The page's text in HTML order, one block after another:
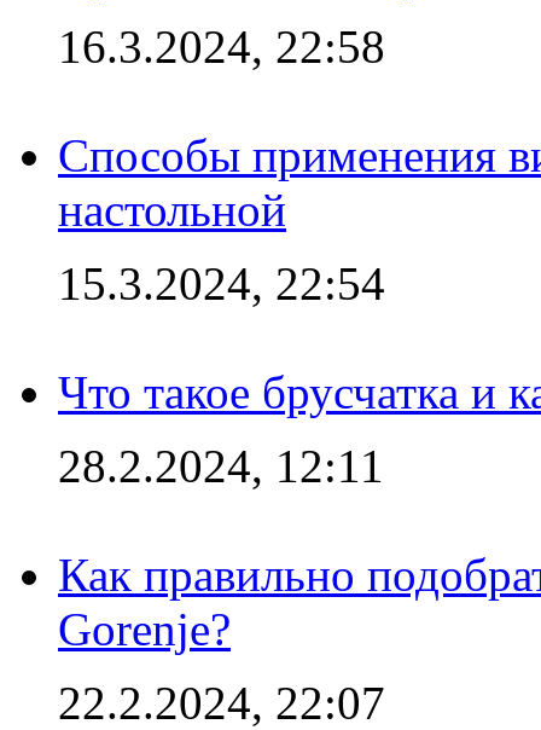
16.3.2024, 22:58
Способы применения
настольной
15.3.2024, 22:54
Что такое брусчатка и
28.2.2024, 12:11
Как правильно
Gorenje?
22.2.2024, 22:07